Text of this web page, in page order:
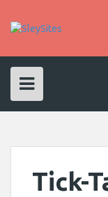
content
Tick-